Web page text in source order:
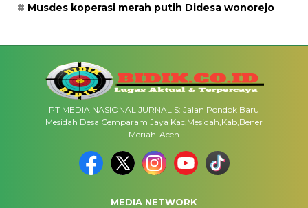
Musdes koperasi merah putih Didesa wonorejo
PT MEDIA NASIONAL JURNALIS: Jalan Pondok Baru
Mesidah Desa Cemparam Jaya Kac,Mesidah,Kab,Bener
Meriah-Aceh
MEDIA NETWORK